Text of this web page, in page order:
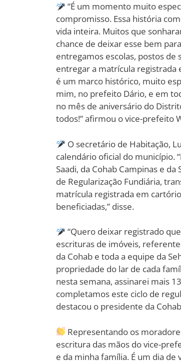
“É um momento muito
compromisso. Essa história
vida inteira. Muitos que
chance de deixar esse bem
entregamos escolas, postos de
entregar a matrícula registrada
é um marco histórico, muito
mim, no prefeito Dário, e em
no mês de aniversário do
todos!” afirmou o vice-prefeito
O secretário de Habitação,
calendário oficial do município.
Saadi, da Cohab Campinas e
de Regularização Fundiária,
matrícula registrada em
beneficiadas,” disse.
“Quero deixar registrado
escrituras de imóveis,
da Cohab e toda a equipe da
propriedade do lar de cada
nesta semana, assinarei mais
completamos este ciclo de
destacou o presidente da
Representando os
escritura das mãos do vice-
e da minha família. É um dia de